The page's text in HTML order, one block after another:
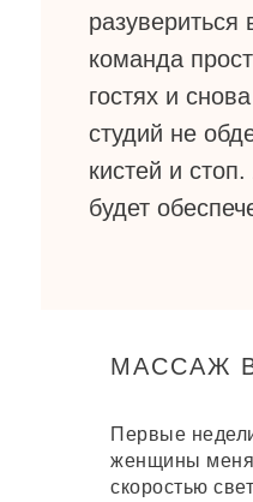
МАССАЖ
Первые
женщины
скоростью
команда
гостях и
студий не
кистей и
будет